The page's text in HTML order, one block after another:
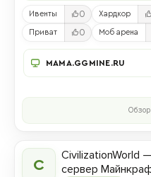
Ивенты 0 Хардкор
Приват 0 Моб арена
MAMA.GGMINE.RU
Обзор
C
CivilizationWorld
сервер